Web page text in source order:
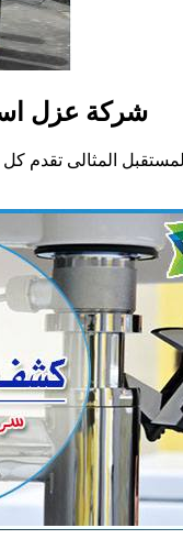
شركة عزل اسطح
المثالى تقدم كل